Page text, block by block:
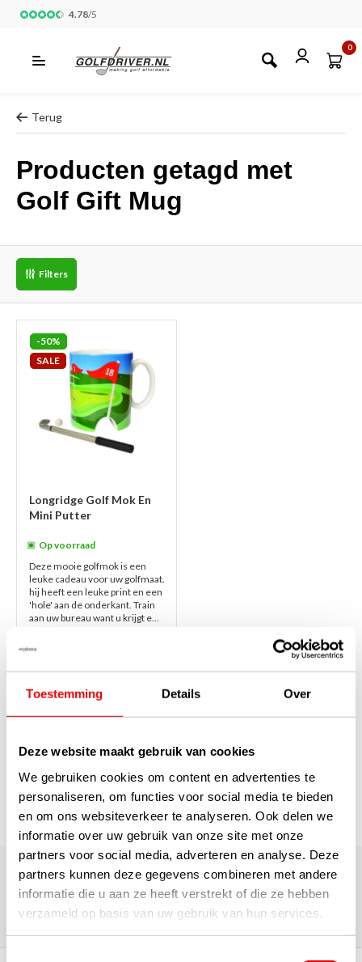
Toestemming Details Over
Deze website maakt gebruik van cookies
We gebruiken cookies om content en advertenties te
personaliseren, om functies voor social media te bieden
en om ons websiteverkeer te analyseren. Ook delen we
informatie over uw gebruik van onze site met onze
partners voor social media, adverteren en analyse. Deze
partners kunnen deze gegevens combineren met andere
informatie die u aan ze heeft verstrekt of die ze hebben
verzameld op basis van uw gebruik van hun services.
4.78/5
0
Terug
Producten getagd met
Golf Gift Mug
Filters
-50%
SALE
Longridge Golf Mok En
Mini Putter
Op voorraad
Deze mooie golfmok is een
leuke cadeau voor uw golfmaat.
hij heeft een leuke print en een
'hole' aan de onderkant. Train
aan uw bureau want u krijgt e...
Pagina 1 van 1
1
180.000+ Klanten | 5.000+ Reviews | Trusted Shops, TrustPilot,
Google
Reviews: Onze klanten aan het
woord